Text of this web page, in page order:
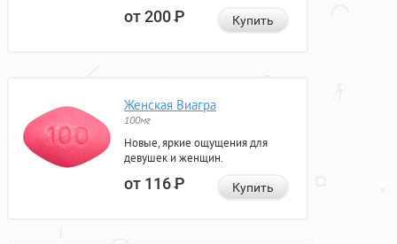
от 200Р Купить
Женская Виагра
100мг
Новые, яркие ощущения для
девушек и женщин.
от 116Р Купить